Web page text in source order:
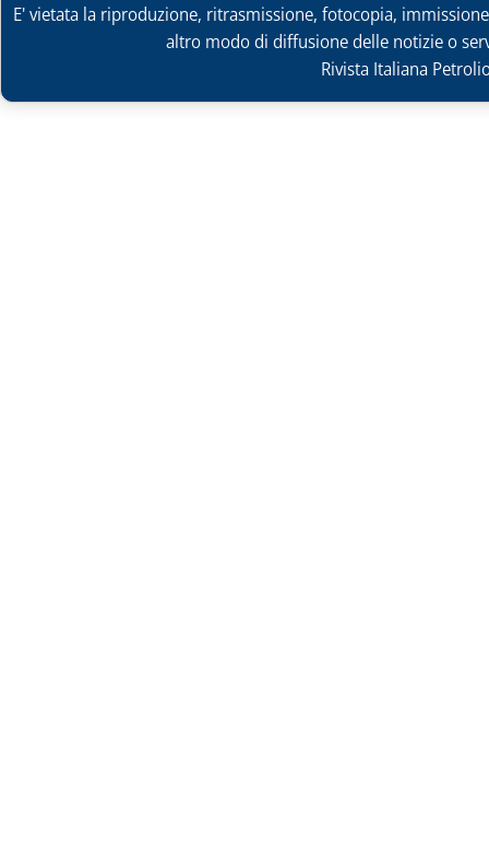
E' vietata la riproduzione, ritrasmissione, fotocopia,
altro modo di diffusione delle notizie o
Rivista Italiana